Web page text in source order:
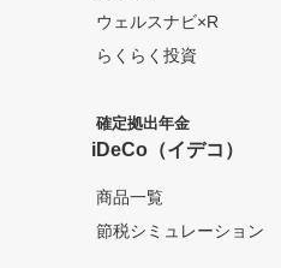
ウェルスナビ×R
らくらく投資
確定拠出年金
iDeCo（イデコ）
商品一覧
節税シミュレーション